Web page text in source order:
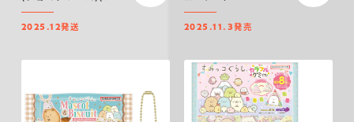
発送・クリスマス予
約】
2025.12発送 2025.11.3発売